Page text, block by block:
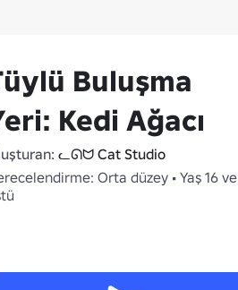
Buluşma
Kedi Ağacı
ᓚᘏᗢ Cat Studio
Orta düzey • Yaş 16 ve